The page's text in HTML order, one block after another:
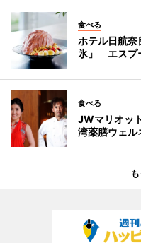
食べる
ホテル日航奈
氷」 エスプ
食べる
JWマリオッ
湾薬膳ウェル